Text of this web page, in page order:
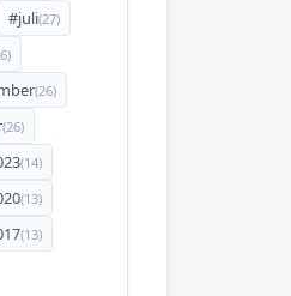
#juli(27)
(26)
(26)
(14)
(13)
(13)